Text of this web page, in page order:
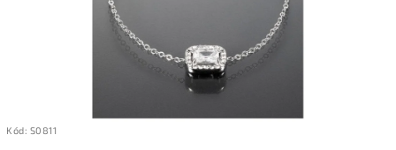
Kód: S0811